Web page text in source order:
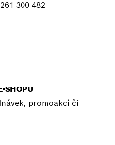
300 482
SHOPU
promoakcí či